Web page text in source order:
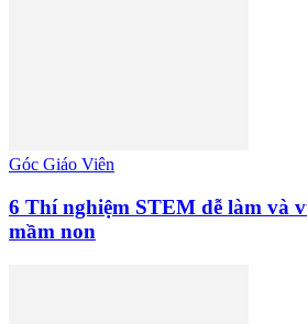
Góc Giáo Viên
6 Thí nghiệm STEM dễ làm và
mầm non